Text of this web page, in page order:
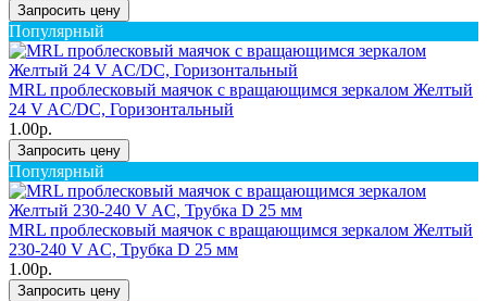
Запросить цену
Популярный
MRL проблесковый маячок с вращающимся зеркалом Желтый
24 V AC/DC, Горизонтальный
1.00р.
Запросить цену
Популярный
MRL проблесковый маячок с вращающимся зеркалом Желтый
230-240 V AC, Трубка D 25 мм
1.00р.
Запросить цену